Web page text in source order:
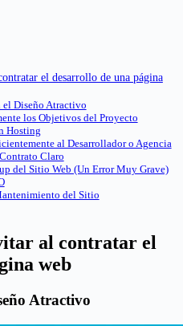
el desarrollo de una página
el Diseño Atractivo
los Objetivos del Proyecto
Hosting
al Desarrollador o Agencia
Claro
del Sitio Web (Un Error Muy Grave)
del Sitio
al contratar el
web
Atractivo